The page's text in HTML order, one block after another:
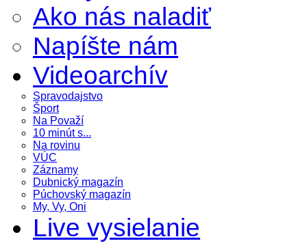
Ako nás naladiť
Napíšte nám
Videoarchív
Spravodajstvo
Šport
Na Považí
10 minút s...
Na rovinu
VÚC
Záznamy
Dubnický magazín
Púchovský magazín
My, Vy, Oni
Live vysielanie